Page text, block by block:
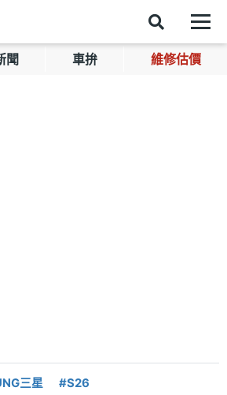
聞 車拚 維修估價
三星 #S26